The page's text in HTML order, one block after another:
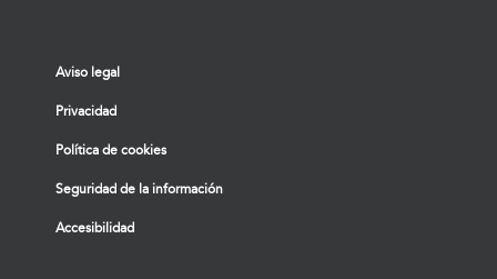
Aviso legal
Privacidad
Política de cookies
Seguridad de la información
Accesibilidad